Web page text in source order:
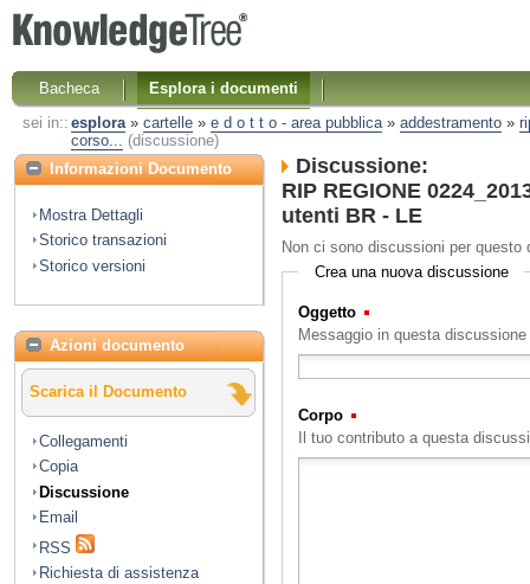
Bacheca
Esplora i documenti
sei in:: esplora» cartelle» e d o t t o - area pubblica» addestramento»
corso... (discussione)
Informazioni Documento
Mostra Dettagli
Storico transazioni
Storico versioni
Azioni documento
Scarica il Documento
Collegamenti
Copia
Discussione
Email
RSS
Richiesta di assistenza
Discussione:
RIP REGIONE
utenti BR - LE
Non ci sono discussioni per questo
Crea una nuova discussione
Oggetto
Messaggio in questa discussione
Corpo
Il tuo contributo a questa